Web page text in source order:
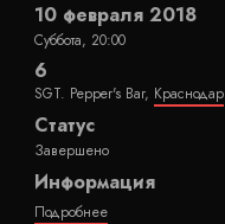
10 февраля 2018
Суббота, 20:00
6
SGT. Pepper's Bar, Краснодар
Статус
Завершено
Информация
Подробнее